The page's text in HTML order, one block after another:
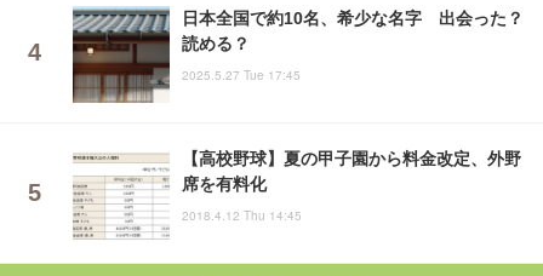
日本全国で約10名、希少な名字 出会った？
読める？
2025.5.27 Tue 17:45
【高校野球】夏の甲子園から料金改定、外野
席を有料化
2018.4.12 Thu 14:45